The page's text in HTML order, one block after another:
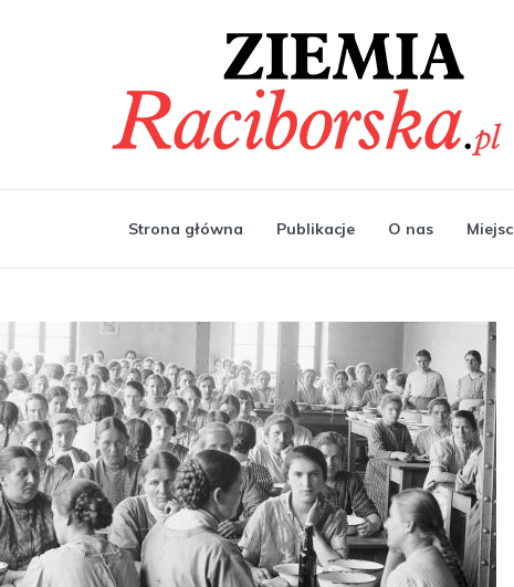
Strona główna Publikacje O nas